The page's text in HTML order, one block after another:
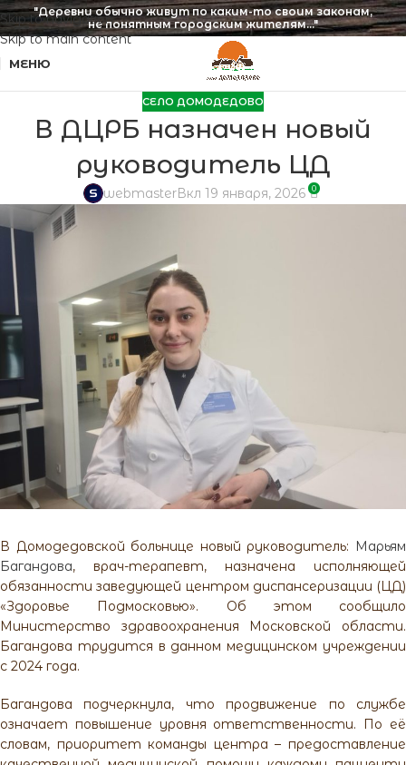
Skip to navigation
Skip to main content
"Деревни обычно живут по каким-то своим законам,
не понятным городским жителям..."
МЕНЮ
СЕЛО ДОМОДЕДОВО
В ДЦРБ назначен новый
руководитель ЦД
webmasterВкл 19 января, 2026 0
В Домодедовской больнице новый руководитель:
Марьям
Багандова, врач-терапевт, назначена исполняющей
обязанности заведующей центром диспансеризации (ЦД)
«Здоровье Подмосковью». Об этом сообщило
Министерство здравоохранения Московской области.
Багандова трудится в данном медицинском учреждении
с 2024 года.
Багандова подчеркнула, что продвижение по службе
означает повышение уровня ответственности. По её
словам, приоритет команды центра – предоставление